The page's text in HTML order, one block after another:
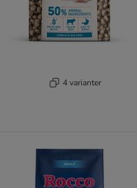
4 varianter